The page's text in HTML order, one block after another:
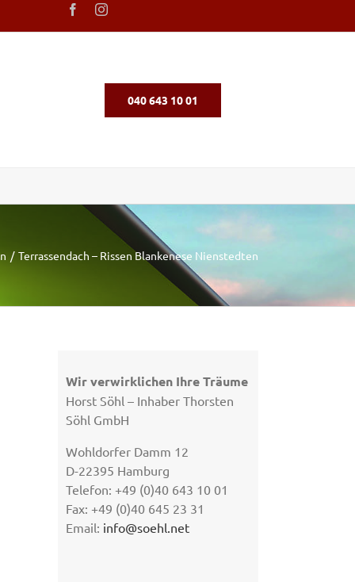
040 643 10 01
Terrassendach – Rissen Blankenese Nienstedten
Wir verwirklichen Ihre Träume
Horst Söhl – Inhaber Thorsten
Söhl GmbH
Wohldorfer Damm 12
D-22395 Hamburg
Telefon: +49 (0)40 643 10 01
Fax: +49 (0)40 645 23 31
Email: info@soehl.net